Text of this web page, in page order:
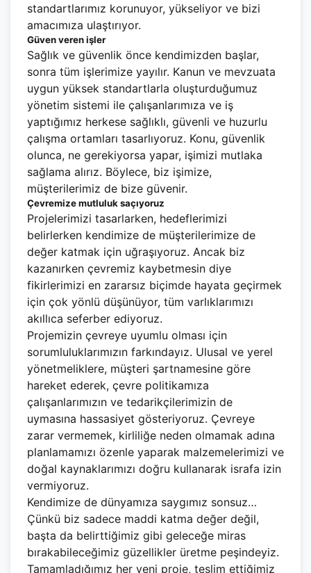
standartlarımız korunuyor, yükseliyor ve bizi
amacımıza ulaştırıyor.
Güven veren işler
Sağlık ve güvenlik önce kendimizden başlar,
sonra tüm işlerimize yayılır. Kanun ve mevzuata
uygun yüksek standartlarla oluşturduğumuz
yönetim sistemi ile çalışanlarımıza ve iş
yaptığımız herkese sağlıklı, güvenli ve huzurlu
çalışma ortamları tasarlıyoruz. Konu, güvenlik
olunca, ne gerekiyorsa yapar, işimizi mutlaka
sağlama alırız. Böylece, biz işimize,
müşterilerimiz de bize güvenir.
Çevremize mutluluk saçıyoruz
Projelerimizi tasarlarken, hedeflerimizi
belirlerken kendimize de müşterilerimize de
değer katmak için uğraşıyoruz. Ancak biz
kazanırken çevremiz kaybetmesin diye
fikirlerimizi en zararsız biçimde hayata geçirmek
için çok yönlü düşünüyor, tüm varlıklarımızı
akıllıca seferber ediyoruz.
Projemizin çevreye uyumlu olması için
sorumluluklarımızın farkındayız. Ulusal ve yerel
yönetmeliklere, müşteri şartnamesine göre
hareket ederek, çevre politikamıza
çalışanlarımızın ve tedarikçilerimizin de
uymasına hassasiyet gösteriyoruz. Çevreye
zarar vermemek, kirliliğe neden olmamak adına
planlamamızı özenle yaparak malzemelerimizi ve
doğal kaynaklarımızı doğru kullanarak israfa izin
vermiyoruz.
Kendimize de dünyamıza saygımız sonsuz…
Çünkü biz sadece maddi katma değer değil,
başta da belirttiğimiz gibi geleceğe miras
bırakabileceğimiz güzellikler üretme peşindeyiz.
Tamamladığımız her yeni proje, teslim ettiğimiz